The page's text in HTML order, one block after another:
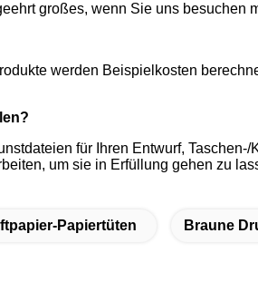
großes, wenn Sie uns besuchen
werden Beispielkosten
für Ihren Entwurf,
um sie in Erfüllung gehen zu
Papiertüten Braune